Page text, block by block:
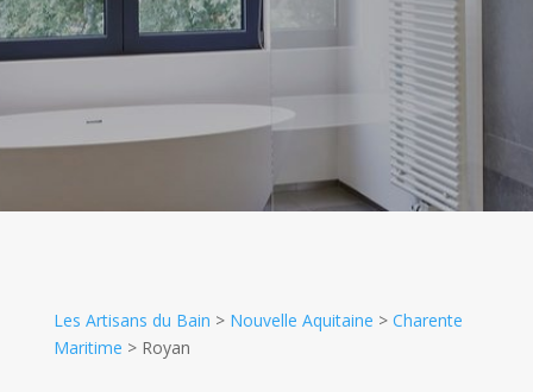
Les Artisans du Bain > Nouvelle Aquitaine > Charente
Maritime > Royan